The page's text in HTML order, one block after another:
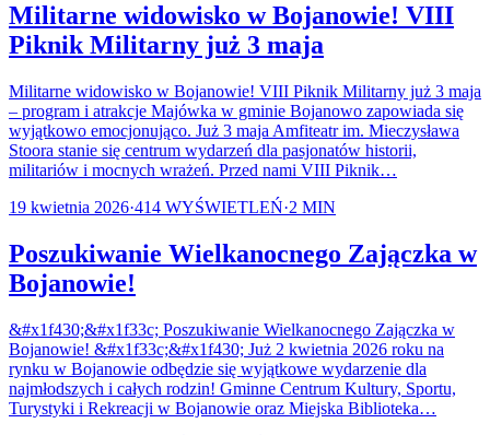
Militarne widowisko w Bojanowie! VIII
Piknik Militarny już 3 maja
Militarne widowisko w Bojanowie! VIII Piknik Militarny już 3 maja
– program i atrakcje Majówka w gminie Bojanowo zapowiada się
wyjątkowo emocjonująco. Już 3 maja Amfiteatr im. Mieczysława
Stoora stanie się centrum wydarzeń dla pasjonatów historii,
militariów i mocnych wrażeń. Przed nami VIII Piknik…
19 kwietnia 2026·414 WYŚWIETLEŃ·2 MIN
Poszukiwanie Wielkanocnego Zajączka w
Bojanowie!
&#x1f430;&#x1f33c; Poszukiwanie Wielkanocnego Zajączka w
Bojanowie! &#x1f33c;&#x1f430; Już 2 kwietnia 2026 roku na
rynku w Bojanowie odbędzie się wyjątkowe wydarzenie dla
najmłodszych i całych rodzin! Gminne Centrum Kultury, Sportu,
Turystyki i Rekreacji w Bojanowie oraz Miejska Biblioteka…